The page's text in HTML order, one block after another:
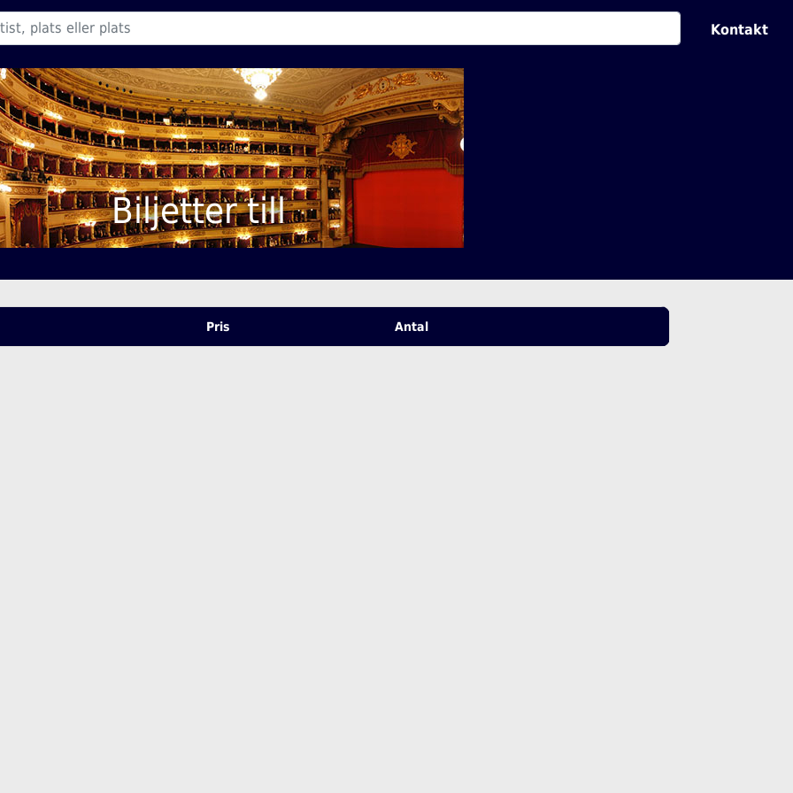
Kontakt
Biljetter till
Pris Antal